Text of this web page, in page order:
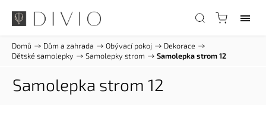
Domů / Dům a zahrada / Obývací pokoj / Dekorace /
Dětské samolepky / Samolepky strom / Samolepka strom 12
Samolepka strom 12